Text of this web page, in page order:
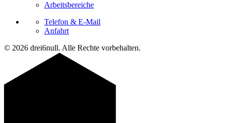
Arbeitsbereiche
Telefon & E-Mail
Anfahrt
© 2026 drei6null. Alle Rechte vorbehalten.